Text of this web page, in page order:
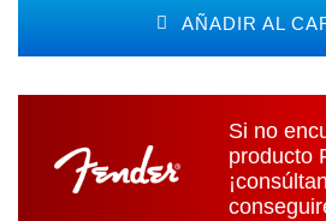
AÑADIR AL
Si no
producto